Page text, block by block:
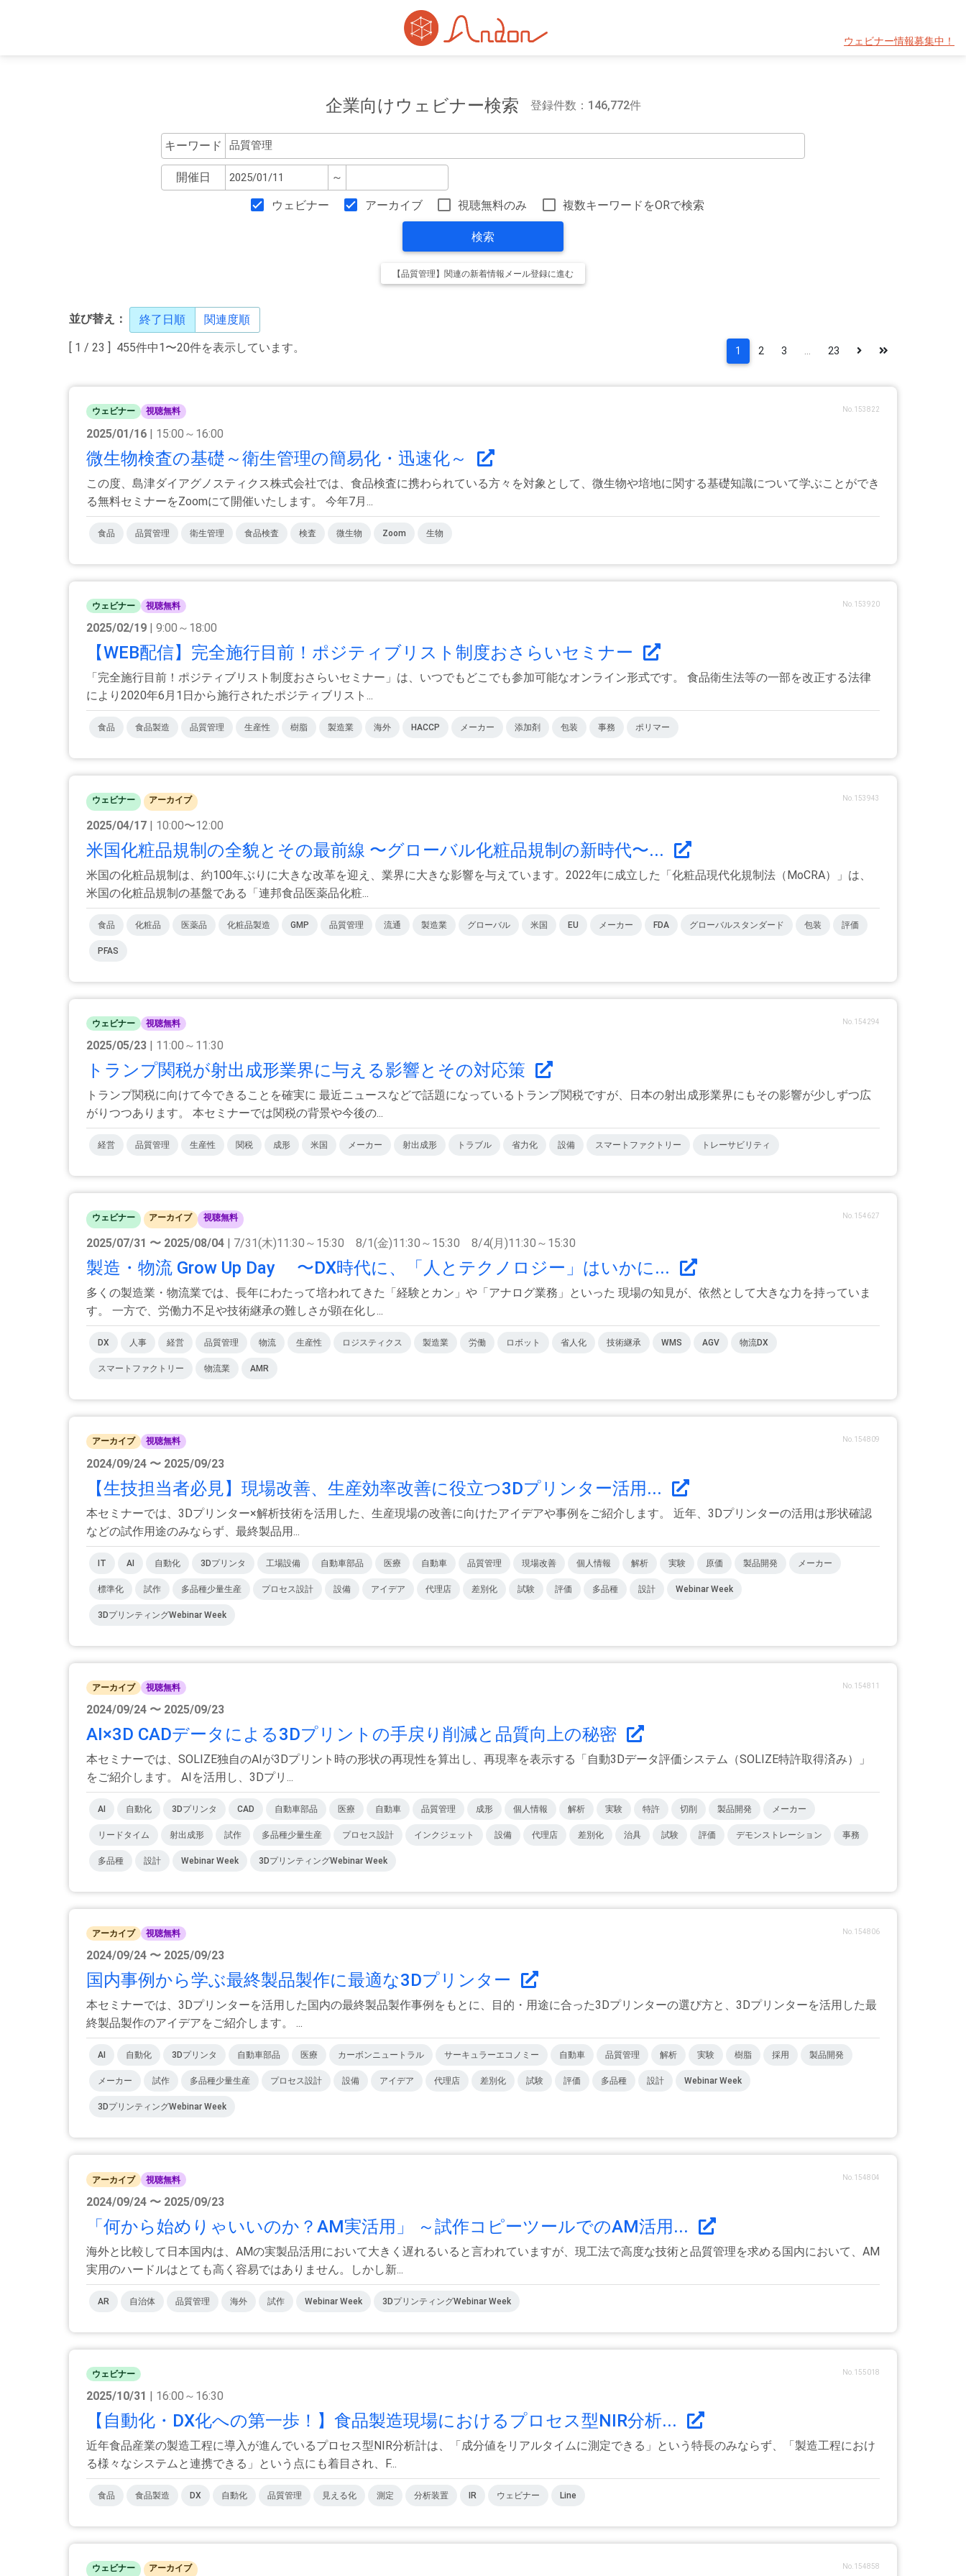
ウェビナー情報募集中！
企業向けウェビナー検索 登録件数：146,772件
キーワード
開催日 ～
ウェビナー アーカイブ 視聴無料のみ 複数キーワードをORで検索
検索
【品質管理】関連の新着情報メール登録に進む
並び替え： 終了日順 関連度順
[ 1 / 23 ] 455件中1〜20件を表示しています。 1 2 3 ... 23
ウェビナー 視聴無料 No.153822
2025/01/16 | 15:00～16:00
微生物検査の基礎～衛生管理の簡易化・迅速化～
この度、島津ダイアグノスティクス株式会社では、食品検査に携わられている方々を対象として、微生物や培地に関する基礎知識について学ぶことができ
る無料セミナーをZoomにて開催いたします。 今年7月...
食品 品質管理 衛生管理 食品検査 検査 微生物 Zoom 生物
ウェビナー 視聴無料 No.153920
2025/02/19 | 9:00～18:00
【WEB配信】完全施行目前！ポジティブリスト制度おさらいセミナー
「完全施行目前！ポジティブリスト制度おさらいセミナー」は、いつでもどこでも参加可能なオンライン形式です。 食品衛生法等の一部を改正する法律
により2020年6月1日から施行されたポジティブリスト...
食品 食品製造 品質管理 生産性 樹脂 製造業 海外 HACCP メーカー 添加剤 包装 事務 ポリマー
ウェビナー アーカイブ No.153943
2025/04/17 | 10:00〜12:00
米国化粧品規制の全貌とその最前線 〜グローバル化粧品規制の新時代〜...
米国の化粧品規制は、約100年ぶりに大きな改革を迎え、業界に大きな影響を与えています。2022年に成立した「化粧品現代化規制法（MoCRA）」は、
米国の化粧品規制の基盤である「連邦食品医薬品化粧...
食品 化粧品 医薬品 化粧品製造 GMP 品質管理 流通 製造業 グローバル 米国 EU メーカー FDA グローバルスタンダード 包装 評価
PFAS
ウェビナー 視聴無料 No.154294
2025/05/23 | 11:00～11:30
トランプ関税が射出成形業界に与える影響とその対応策
トランプ関税に向けて今できることを確実に 最近ニュースなどで話題になっているトランプ関税ですが、日本の射出成形業界にもその影響が少しずつ広
がりつつあります。 本セミナーでは関税の背景や今後の...
経営 品質管理 生産性 関税 成形 米国 メーカー 射出成形 トラブル 省力化 設備 スマートファクトリー トレーサビリティ
ウェビナー アーカイブ 視聴無料 No.154627
2025/07/31 〜 2025/08/04 | 7/31(木)11:30～15:30 8/1(金)11:30～15:30 8/4(月)11:30～15:30
製造・物流 Grow Up Day 〜DX時代に、「人とテクノロジー」はいかに...
多くの製造業・物流業では、長年にわたって培われてきた「経験とカン」や「アナログ業務」といった 現場の知見が、依然として大きな力を持っていま
す。 一方で、労働力不足や技術継承の難しさが顕在化し...
DX 人事 経営 品質管理 物流 生産性 ロジスティクス 製造業 労働 ロボット 省人化 技術継承 WMS AGV 物流DX
スマートファクトリー 物流業 AMR
アーカイブ 視聴無料 No.154809
2024/09/24 〜 2025/09/23
【生技担当者必見】現場改善、生産効率改善に役立つ3Dプリンター活用...
本セミナーでは、3Dプリンター×解析技術を活用した、生産現場の改善に向けたアイデアや事例をご紹介します。 近年、3Dプリンターの活用は形状確認
などの試作用途のみならず、最終製品用...
IT AI 自動化 3Dプリンタ 工場設備 自動車部品 医療 自動車 品質管理 現場改善 個人情報 解析 実験 原価 製品開発 メーカー
標準化 試作 多品種少量生産 プロセス設計 設備 アイデア 代理店 差別化 試験 評価 多品種 設計 Webinar Week
3DプリンティングWebinar Week
アーカイブ 視聴無料 No.154811
2024/09/24 〜 2025/09/23
AI×3D CADデータによる3Dプリントの手戻り削減と品質向上の秘密
本セミナーでは、SOLIZE独自のAIが3Dプリント時の形状の再現性を算出し、再現率を表示する「自動3Dデータ評価システム（SOLIZE特許取得済み）」
をご紹介します。 AIを活用し、3Dプリ...
AI 自動化 3Dプリンタ CAD 自動車部品 医療 自動車 品質管理 成形 個人情報 解析 実験 特許 切削 製品開発 メーカー
リードタイム 射出成形 試作 多品種少量生産 プロセス設計 インクジェット 設備 代理店 差別化 治具 試験 評価 デモンストレーション 事務
多品種 設計 Webinar Week 3DプリンティングWebinar Week
アーカイブ 視聴無料 No.154806
2024/09/24 〜 2025/09/23
国内事例から学ぶ最終製品製作に最適な3Dプリンター
本セミナーでは、3Dプリンターを活用した国内の最終製品製作事例をもとに、目的・用途に合った3Dプリンターの選び方と、3Dプリンターを活用した最
終製品製作のアイデアをご紹介します。 ...
AI 自動化 3Dプリンタ 自動車部品 医療 カーボンニュートラル サーキュラーエコノミー 自動車 品質管理 解析 実験 樹脂 採用 製品開発
メーカー 試作 多品種少量生産 プロセス設計 設備 アイデア 代理店 差別化 試験 評価 多品種 設計 Webinar Week
3DプリンティングWebinar Week
アーカイブ 視聴無料 No.154804
2024/09/24 〜 2025/09/23
「何から始めりゃいいのか？AM実活用」 ～試作コピーツールでのAM活用...
海外と比較して日本国内は、AMの実製品活用において大きく遅れるいると言われていますが、現工法で高度な技術と品質管理を求める国内において、AM
実用のハードルはとても高く容易ではありません。しかし新...
AR 自治体 品質管理 海外 試作 Webinar Week 3DプリンティングWebinar Week
ウェビナー No.155018
2025/10/31 | 16:00～16:30
【自動化・DX化への第一歩！】食品製造現場におけるプロセス型NIR分析...
近年食品産業の製造工程に導入が進んでいるプロセス型NIR分析計は、「成分値をリアルタイムに測定できる」という特長のみならず、「製造工程におけ
る様々なシステムと連携できる」という点にも着目され、F...
食品 食品製造 DX 自動化 品質管理 見える化 測定 分析装置 IR ウェビナー Line
ウェビナー アーカイブ No.154858